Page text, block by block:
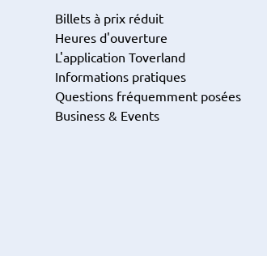
Billets à prix réduit
Heures d'ouverture
L'application Toverland
Informations pratiques
Questions fréquemment posées
Business & Events